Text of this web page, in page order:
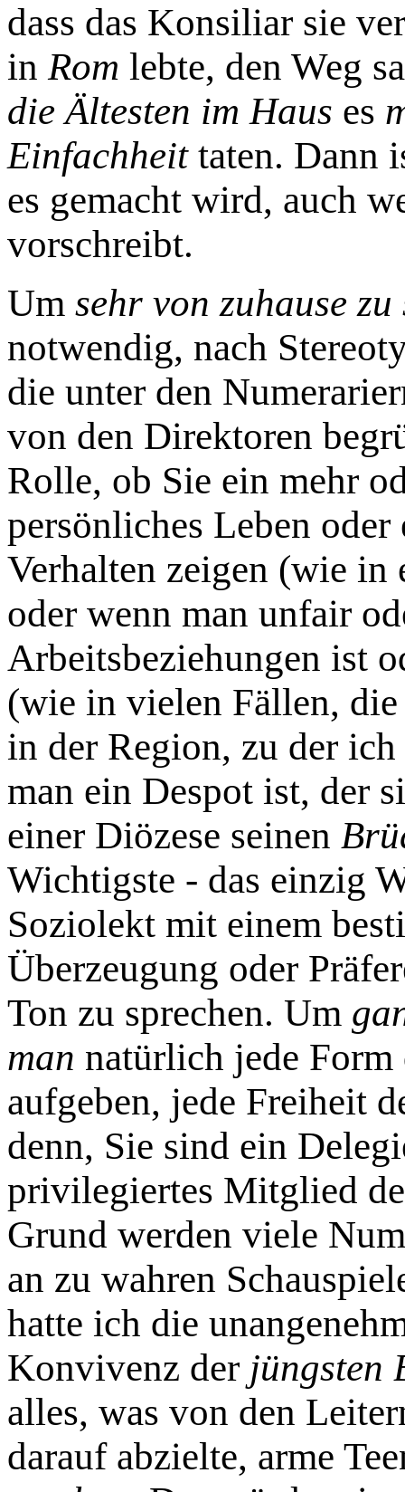
dass das Konsiliar sie
in Rom lebte, den Weg
die Ältesten im Haus es
Einfachheittaten. Dann
es gemacht wird, auch
vorschreibt.
Um sehr von zuhause zu
notwendig, nach
die unter den
von den Direktoren
Rolle, ob Sie ein mehr
persönliches Leben
Verhalten zeigen (wie
oder wenn man unfair
Arbeitsbeziehungen ist
(wie in vielen Fällen,
in der Region, zu der
man ein Despot ist, der
einer Diözese seinen
Wichtigste - das einzig
Soziolekt mit einem
Überzeugung oder
Ton zu sprechen. Um
man natürlich jede
aufgeben, jede Freiheit
denn, Sie sind ein
privilegiertes Mitglied
Grund werden viele
an zu wahren
hatte ich die
Konvivenz der jüngsten
alles, was von den
darauf abzielte, arme